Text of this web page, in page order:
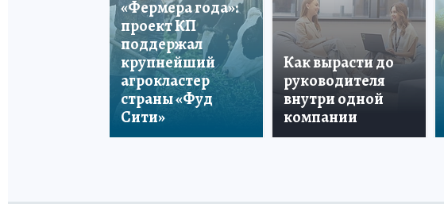
«Фермера года»:
проект КП
поддержал
крупнейший
агрокластер
страны «Фуд
Сити»
Как вырасти до
руководителя
внутри одной
компании